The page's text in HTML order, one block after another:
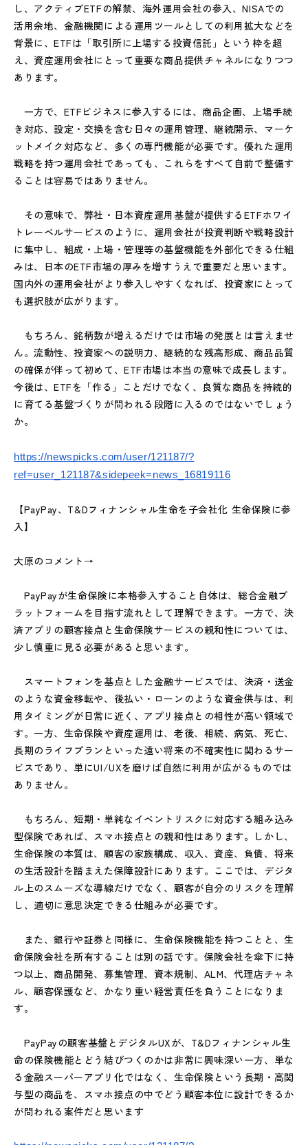
し、アクティブETFの解禁、海外運用会社の参入、NISAでの
活用余地、金融機関による運用ツールとしての利用拡大などを
背景に、ETFは「取引所に上場する投資信託」という枠を超
え、資産運用会社にとって重要な商品提供チャネルになりつつ
あります。
一方で、ETFビジネスに参入するには、商品企画、上場手続
き対応、設定・交換を含む日々の運用管理、継続開示、マーケ
ットメイク対応など、多くの専門機能が必要です。優れた運用
戦略を持つ運用会社であっても、これらをすべて自前で整備す
ることは容易ではありません。
その意味で、弊社・日本資産運用基盤が提供するETFホワイ
トレーベルサービスのように、運用会社が投資判断や戦略設計
に集中し、組成・上場・管理等の基盤機能を外部化できる仕組
みは、日本のETF市場の厚みを増すうえで重要だと思います。
国内外の運用会社がより参入しやすくなれば、投資家にとって
も選択肢が広がります。
もちろん、銘柄数が増えるだけでは市場の発展とは言えませ
ん。流動性、投資家への説明力、継続的な残高形成、商品品質
の確保が伴って初めて、ETF市場は本当の意味で成長します。
今後は、ETFを「作る」ことだけでなく、良質な商品を持続的
に育てる基盤づくりが問われる段階に入るのではないでしょう
か。
https://newspicks.com/user/121187/?
ref=user_121187&sidepeek=news_16819116
【PayPay、T&Dフィナンシャル生命を子会社化 生命保険に参
入】
大原のコメント→
PayPayが生命保険に本格参入すること自体は、総合金融プ
ラットフォームを目指す流れとして理解できます。一方で、決
済アプリの顧客接点と生命保険サービスの親和性については、
少し慎重に見る必要があると思います。
スマートフォンを基点とした金融サービスでは、決済・送金
のような資金移転や、後払い・ローンのような資金供与は、利
用タイミングが日常に近く、アプリ接点との相性が高い領域で
す。一方、生命保険や資産運用は、老後、相続、病気、死亡、
長期のライフプランといった遠い将来の不確実性に関わるサー
ビスであり、単にUI/UXを磨けば自然に利用が広がるものでは
ありません。
もちろん、短期・単純なイベントリスクに対応する組み込み
型保険であれば、スマホ接点との親和性はあります。しかし、
生命保険の本質は、顧客の家族構成、収入、資産、負債、将来
の生活設計を踏まえた保障設計にあります。ここでは、デジタ
ル上のスムーズな導線だけでなく、顧客が自分のリスクを理解
し、適切に意思決定できる仕組みが必要です。
また、銀行や証券と同様に、生命保険機能を持つことと、生
命保険会社を所有することは別の話です。保険会社を傘下に持
つ以上、商品開発、募集管理、資本規制、ALM、代理店チャネ
ル、顧客保護など、かなり重い経営責任を負うことになりま
す。
PayPayの顧客基盤とデジタルUXが、T&Dフィナンシャル生
命の保険機能とどう結びつくのかは非常に興味深い一方、単な
る金融スーパーアプリ化ではなく、生命保険という長期・高関
与型の商品を、スマホ接点の中でどう顧客本位に設計できるか
が問われる案件だと思います